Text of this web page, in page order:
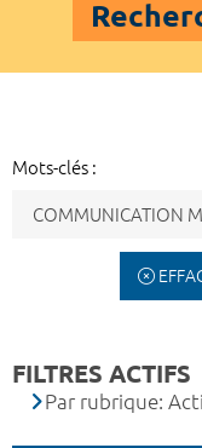
Mots-clés :
FILTRES ACTIFS
Par rubrique: